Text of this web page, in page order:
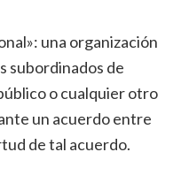
una organización
subordinados de
o cualquier otro
un acuerdo entre
de tal acuerdo.